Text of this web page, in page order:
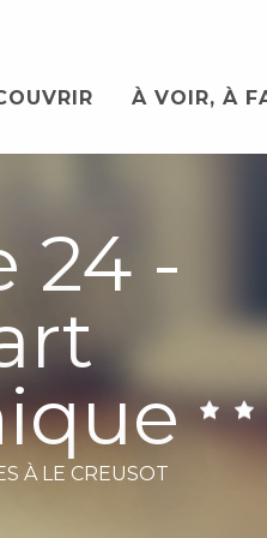
À VOIR, À
24 -
À LE CREUSOT